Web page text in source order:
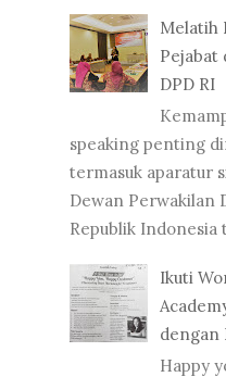
Melatih
Pejabat
DPD RI
speaking penting
termasuk aparatur
Dewan Perwakilan
Republik Indonesia
Ikuti
dengan
Happy